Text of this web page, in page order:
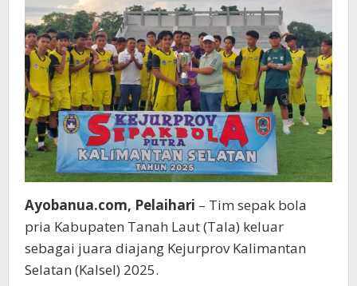
Ayobanua.com, Pelaihari – Tim sepak bola
pria Kabupaten Tanah Laut (Tala) keluar
sebagai juara diajang Kejurprov Kalimantan
Selatan (Kalsel) 2025.